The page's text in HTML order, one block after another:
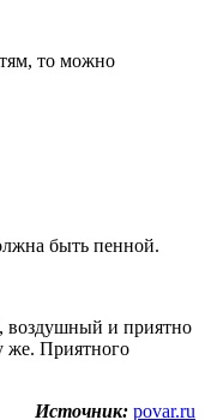
то можно
быть пенной.
воздушный и приятно
же. Приятного
Источник: povar.ru